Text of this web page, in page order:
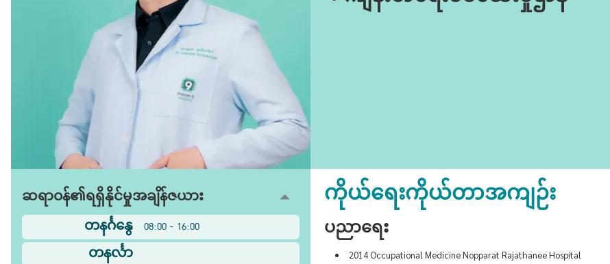
ဆရာဝန်၏ရရှိနိုင်မှုအချိန်ဇယား
တနင်္ဂနွေ
08:00 - 16:00
တနင်္လာ
ကိုယ်ရေးကိုယ်တာအကျဉ်း
ပညာရေး
2014 Occupational Medicine Nopparat Rajathanee Hospital